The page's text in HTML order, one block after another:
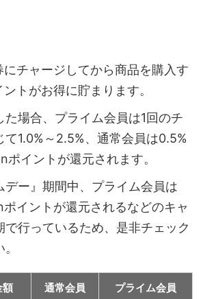
チャージしてから商品を購入す
トがお得に貯まります。
た場合、プライム会員は1回のチ
て1.0%～2.5%、通常会員は0.5%
イントが還元されます。
デー』期間中、プライム会員は
イントが還元されるなどのキャ
で行っているため、是非チェック
額 通常会員 プライム会員